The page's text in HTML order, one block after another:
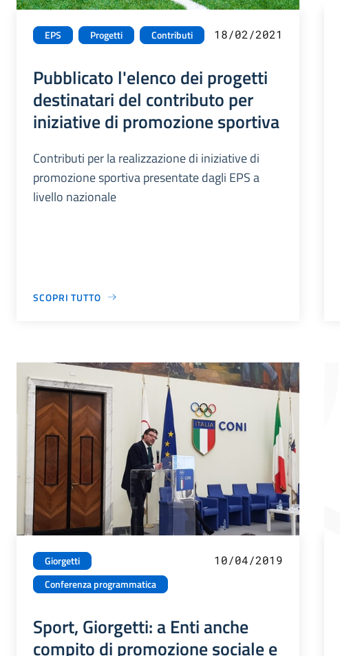
EPS Progetti Contributi 18/02/2021
Pubblicato l'elenco dei progetti
destinatari del contributo per
iniziative di promozione sportiva
Contributi per la realizzazione di iniziative di
promozione sportiva presentate dagli EPS a
livello nazionale
SCOPRI TUTTO
Giorgetti
Conferenza programmatica
10/04/2019
Sport, Giorgetti: a Enti anche
compito di promozione sociale e